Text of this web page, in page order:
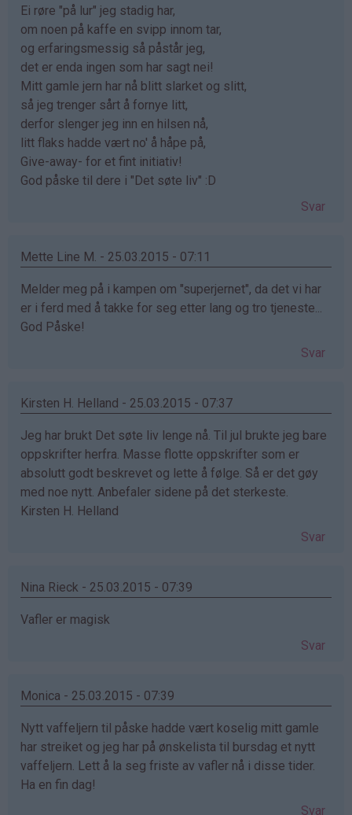
Ei røre "på lur" jeg stadig har,
om noen på kaffe en svipp innom tar,
og erfaringsmessig så påstår jeg,
det er enda ingen som har sagt nei!
Mitt gamle jern har nå blitt slarket og slitt,
så jeg trenger sårt å fornye litt,
derfor slenger jeg inn en hilsen nå,
litt flaks hadde vært no' å håpe på,
Give-away- for et fint initiativ!
God påske til dere i "Det søte liv" :D
Svar
Mette Line M. - 25.03.2015 - 07:11
Melder meg på i kampen om "superjernet", da det vi har
er i ferd med å takke for seg etter lang og tro tjeneste...
God Påske!
Svar
Kirsten H. Helland - 25.03.2015 - 07:37
Jeg har brukt Det søte liv lenge nå. Til jul brukte jeg bare
oppskrifter herfra. Masse flotte oppskrifter som er
absolutt godt beskrevet og lette å følge. Så er det gøy
med noe nytt. Anbefaler sidene på det sterkeste.
Kirsten H. Helland
Svar
Nina Rieck - 25.03.2015 - 07:39
Vafler er magisk
Svar
Monica - 25.03.2015 - 07:39
Nytt vaffeljern til påske hadde vært koselig mitt gamle
har streiket og jeg har på ønskelista til bursdag et nytt
vaffeljern. Lett å la seg friste av vafler nå i disse tider.
Ha en fin dag!
Svar